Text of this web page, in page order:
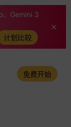
、Gemini 3
计划比较
免费开始